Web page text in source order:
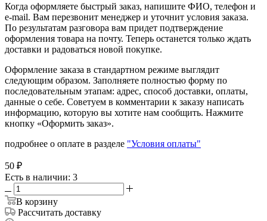
Когда оформляете быстрый заказ, напишите ФИО, телефон и
e-mail. Вам перезвонит менеджер и уточнит условия заказа.
По результатам разговора вам придет подтверждение
оформления товара на почту. Теперь останется только ждать
доставки и радоваться новой покупке.
Оформление заказа в стандартном режиме выглядит
следующим образом. Заполняете полностью форму по
последовательным этапам: адрес, способ доставки, оплаты,
данные о себе. Советуем в комментарии к заказу написать
информацию, которую вы хотите нам сообщить. Нажмите
кнопку «Оформить заказ».
подробнее о оплате в разделе "Условия оплаты"
50 ₽
Есть в наличии: 3
В корзину
Рассчитать доставку